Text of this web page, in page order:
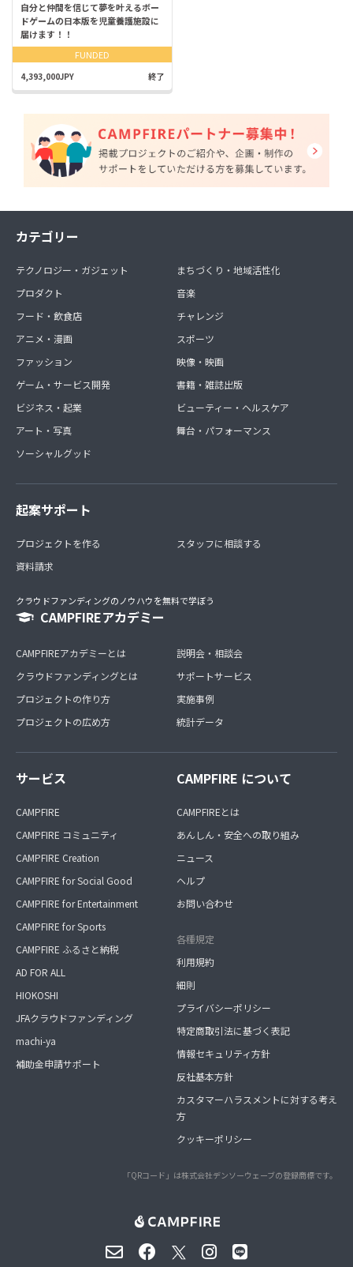
自分と仲間を信じて夢を叶えるボー
ドゲームの日本版を児童養護施設に
届けます！！
FUNDED
4,393,000JPY 終了
カテゴリー
テクノロジー・ガジェット
プロダクト
フード・飲食店
アニメ・漫画
ファッション
ゲーム・サービス開発
ビジネス・起業
アート・写真
ソーシャルグッド
まちづくり・地域活性化
音楽
チャレンジ
スポーツ
映像・映画
書籍・雑誌出版
ビューティー・ヘルスケア
舞台・パフォーマンス
起案サポート
プロジェクトを作る
資料請求
スタッフに相談する
クラウドファンディングのノウハウを無料で学ぼう
CAMPFIREアカデミー
CAMPFIREアカデミーとは
クラウドファンディングとは
プロジェクトの作り方
プロジェクトの広め方
説明会・相談会
サポートサービス
実施事例
統計データ
サービス
CAMPFIRE
CAMPFIRE コミュニティ
CAMPFIRE Creation
CAMPFIRE for Social Good
CAMPFIRE for Entertainment
CAMPFIRE for Sports
CAMPFIRE ふるさと納税
AD FOR ALL
HIOKOSHI
JFAクラウドファンディング
machi-ya
補助金申請サポート
CAMPFIRE について
CAMPFIREとは
あんしん・安全への取り組み
ニュース
ヘルプ
お問い合わせ
各種規定
利用規約
細則
プライバシーポリシー
特定商取引法に基づく表記
情報セキュリティ方針
反社基本方針
カスタマーハラスメントに対する考え
方
クッキーポリシー
「QRコード」は株式会社デンソーウェーブの登録商標です。